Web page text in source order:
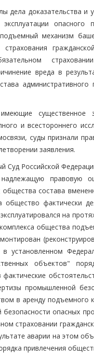
дела доказательства
опасного
механизм
вреда в
и всестороннего
суды признали
заявления.
Суд Российской
правовую
состава
фактически
на
общества
установленном
объектов"
промышленной
в аренду
опасных
страховании
аварии на этом
привлечения